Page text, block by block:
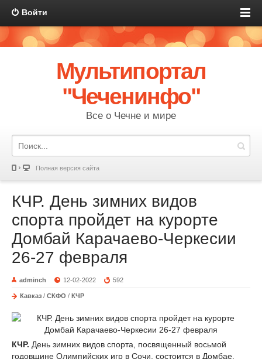
Войти
Мультипортал
"Чеченинфо"
Все о Чечне и мире
Полная версия сайта
КЧР. День зимних видов
спорта пройдет на курорте
Домбай Карачаево-Черкесии
26-27 февраля
adminch 12-02-2022 592
Кавказ / СКФО / КЧР
КЧР. День зимних видов спорта, посвященный восьмой
годовщине Олимпийских игр в Сочи, состоится в Домбае.